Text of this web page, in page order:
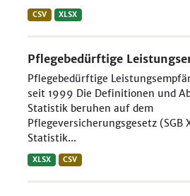
CSV XLSX
Pflegebedürftige
Pflegebedürftige
seit 1999 Die Definitionen und
Statistik beruhen auf dem
Pflegeversicherungsgesetz (SGB
Statistik...
XLSX CSV